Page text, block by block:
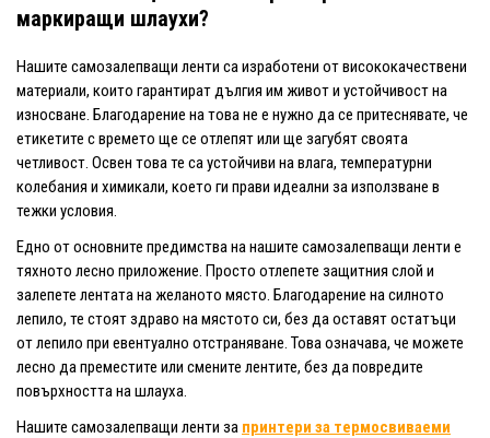
маркиращи шлаухи?
Нашите самозалепващи ленти са изработени от висококачествени
материали, които гарантират дългия им живот и устойчивост на
износване. Благодарение на това не е нужно да се притеснявате, че
етикетите с времето ще се отлепят или ще загубят своята
четливост. Освен това те са устойчиви на влага, температурни
колебания и химикали, което ги прави идеални за използване в
тежки условия.
Едно от основните предимства на нашите самозалепващи ленти е
тяхното лесно приложение. Просто отлепете защитния слой и
залепете лентата на желаното място. Благодарение на силното
лепило, те стоят здраво на мястото си, без да оставят остатъци
от лепило при евентуално отстраняване. Това означава, че можете
лесно да преместите или смените лентите, без да повредите
повърхността на шлауха.
Нашите самозалепващи ленти за принтери за термосвиваеми